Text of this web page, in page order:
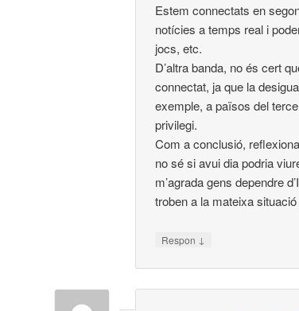
Estem connectats en
notícies a temps real i
jocs, etc.
D’altra banda, no és cert
connectat, ja que la
exemple, a països del
privilegi.
Com a conclusió,
no sé si avui dia podria
m’agrada gens dependre
troben a la mateixa situació
Respon ↓